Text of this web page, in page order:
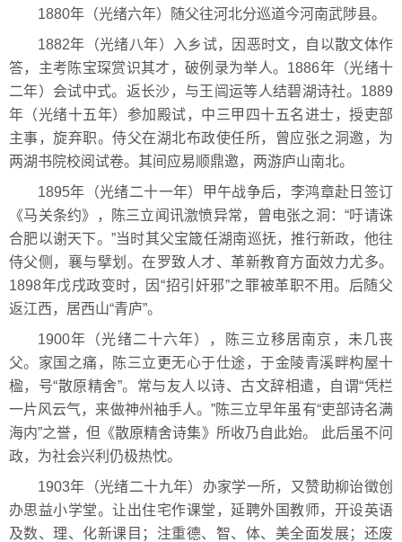
1880年（光绪六年）随父往河北分巡道今河南武陟县。
1882年（光绪八年）入乡试，因恶时文，自以散文体作
答，主考陈宝琛赏识其才，破例录为举人。1886年（光绪十
二年）会试中式。返长沙，与王闿运等人结碧湖诗社。1889
年（光绪十五年）参加殿试，中三甲四十五名进士，授吏部
主事，旋弃职。侍父在湖北布政使任所，曾应张之洞邀，为
两湖书院校阅试卷。其间应易顺鼎邀，两游庐山南北。
1895年（光绪二十一年）甲午战争后，李鸿章赴日签订
《马关条约》，陈三立闻讯激愤异常，曾电张之洞：“吁请诛
合肥以谢天下。”当时其父宝箴任湖南巡抚，推行新政，他往
侍父侧，襄与擘划。在罗致人才、革新教育方面效力尤多。
1898年戊戌政变时，因“招引奸邪”之罪被革职不用。后随父
返江西，居西山“青庐”。
1900年（光绪二十六年），陈三立移居南京，未几丧
父。家国之痛，陈三立更无心于仕途，于金陵青溪畔构屋十
楹，号“散原精舍”。常与友人以诗、古文辞相遣，自谓“凭栏
一片风云气，来做神州袖手人。”陈三立早年虽有“吏部诗名满
海内”之誉，但《散原精舍诗集》所收乃自此始。 此后虽不问
政，为社会兴利仍极热忱。
1903年（光绪二十九年）办家学一所，又赞助柳诒徵创
办思益小学堂。让出住宅作课堂，延聘外国教师，开设英语
及数、理、化新课目；注重德、智、体、美全面发展；还废